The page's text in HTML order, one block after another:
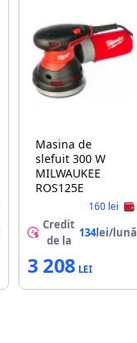
Masina de
slefuit 300 W
MILWAUKEE
ROS125E
160 lei
Credit
de la
134lei/lună
3 208